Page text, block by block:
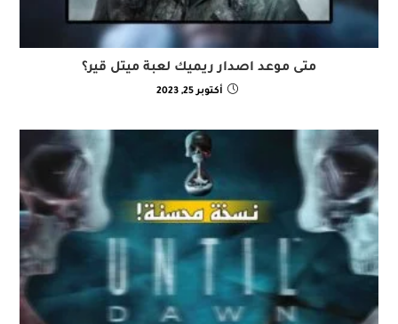
متى موعد اصدار ريميك لعبة ميتل قير؟
أكتوبر 25, 2023